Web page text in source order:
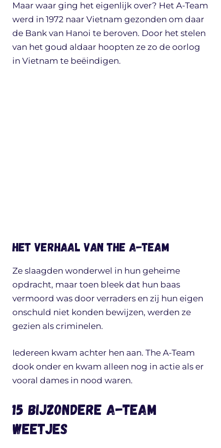
Maar waar ging het eigenlijk over? Het A-Team
werd in 1972 naar Vietnam gezonden om daar
de Bank van Hanoi te beroven. Door het stelen
van het goud aldaar hoopten ze zo de oorlog
in Vietnam te beëindigen.
Het verhaal van The A-Team
Ze slaagden wonderwel in hun geheime
opdracht, maar toen bleek dat hun baas
vermoord was door verraders en zij hun eigen
onschuld niet konden bewijzen, werden ze
gezien als criminelen.
Iedereen kwam achter hen aan. The A-Team
dook onder en kwam alleen nog in actie als er
vooral dames in nood waren.
15 bijzondere A-Team
weetjes